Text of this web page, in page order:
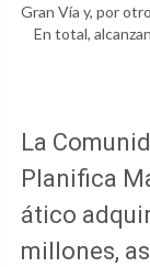
Gran Vía y, por
En total,
La
Planifica
ático
millones,